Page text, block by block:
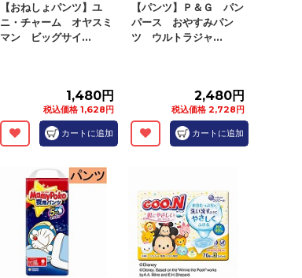
【おねしょパンツ】ユ
ニ・チャーム オヤスミ
マン ビッグサイ...
1,480円
税込価格 1,628円
カートに追加
【パンツ】Ｐ＆Ｇ パン
パース おやすみパン
ツ ウルトラジャ...
2,480円
税込価格 2,728円
カートに追加